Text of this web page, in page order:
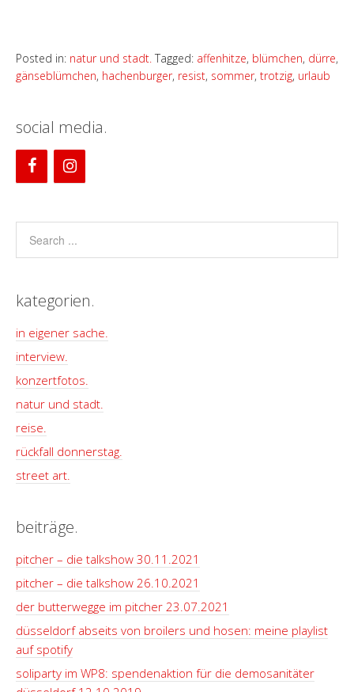
Posted in: natur und stadt. Tagged: affenhitze, blümchen, dürre,
gänseblümchen, hachenburger, resist, sommer, trotzig, urlaub
social media.
kategorien.
in eigener sache.
interview.
konzertfotos.
natur und stadt.
reise.
rückfall donnerstag.
street art.
beiträge.
pitcher – die talkshow 30.11.2021
pitcher – die talkshow 26.10.2021
der butterwegge im pitcher 23.07.2021
düsseldorf abseits von broilers und hosen: meine playlist
auf spotify
soliparty im WP8: spendenaktion für die demosanitäter